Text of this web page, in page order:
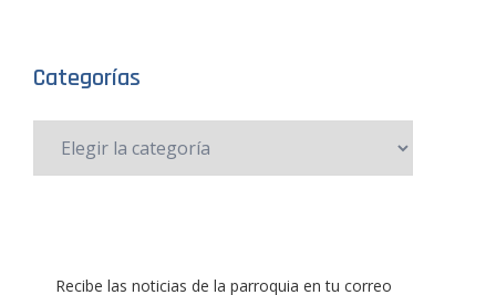
Categorías
Recibe las noticias de la parroquia en tu correo